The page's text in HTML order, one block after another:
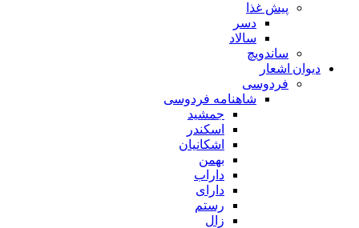
پیش غذا
دسر
سالاد
ساندویچ
دیوان اشعار
فردوسی
شاهنامه فردوسی
جمشید
اسکندر
اشکانیان
بهمن
داراب
دارای
رستم
زال